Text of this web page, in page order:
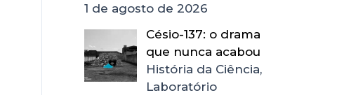
1 de agosto de 2026
Césio-137: o drama
que nunca acabou
História da Ciência,
Laboratório